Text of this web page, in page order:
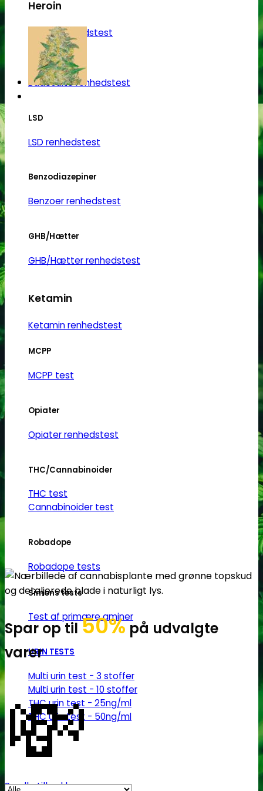
Heroin
Heroin renhedstest
Badesalte
Badesalte renhedstest
LSD
LSD renhedstest
Benzodiazepiner
Benzoer renhedstest
GHB/Hætter
GHB/Hætter renhedstest
Ketamin
Ketamin renhedstest
MCPP
MCPP test
Opiater
Opiater renhedstest
THC/Cannabinoider
THC test
Cannabinoider test
Robadope
Robadope tests
Simons tests
Test af primære aminer
URIN TESTS
Multi urin test - 3 stoffer
Multi urin test - 10 stoffer
THC urin test - 25ng/ml
THC urin test - 50ng/ml
Dette
har
varianter.
Mulighederne
kan
vælges
på
varesiden
Spar op til 50% på udvalgte
varer
💸
Se alle tilbud her